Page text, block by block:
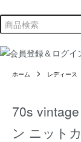
ホーム レディース
70s
ン ニット